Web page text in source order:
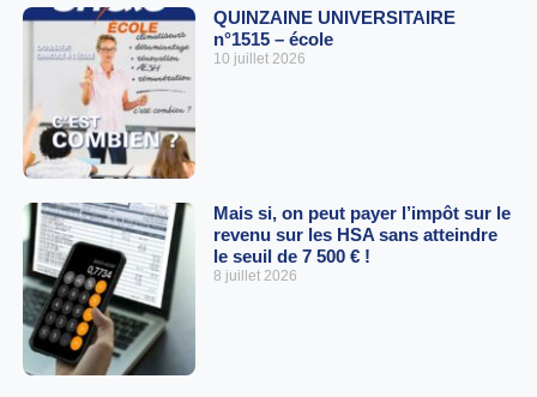
QUINZAINE UNIVERSITAIRE
n°1515 – école
10 juillet 2026
Mais si, on peut payer l’impôt sur le
revenu sur les HSA sans atteindre
le seuil de 7 500 € !
8 juillet 2026